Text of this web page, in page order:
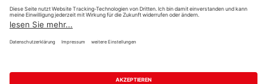
Versand
Impressum AGB Widerruf Datenschutz